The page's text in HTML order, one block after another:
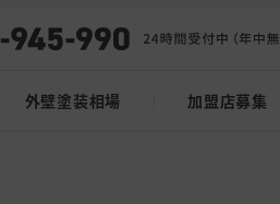
外壁塗装相場 加盟店募集